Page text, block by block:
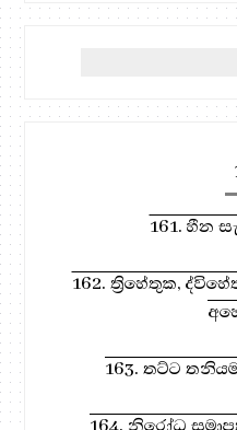
161. හීන
162. ත්‍රිහේතුක,
163. තට්ට